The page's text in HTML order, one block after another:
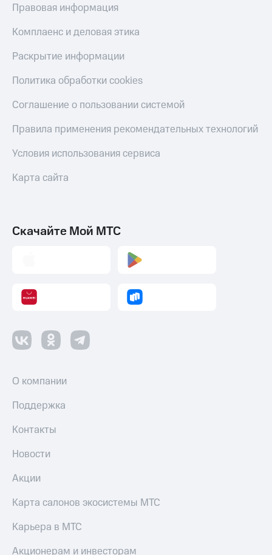
Правовая информация
Комплаенс и деловая этика
Раскрытие информации
Политика обработки cookies
Соглашение о пользовании системой
Правила применения рекомендательных технологий
Условия использования сервиса
Карта сайта
Скачайте Мой МТС
О компании
Поддержка
Контакты
Новости
Акции
Карта салонов экосистемы МТС
Карьера в МТС
Акционерам и инвесторам